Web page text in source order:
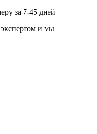
за 7-45 дней
экспертом и мы